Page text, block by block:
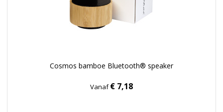
Cosmos bamboe Bluetooth® speaker
Vanaf€ 7,18